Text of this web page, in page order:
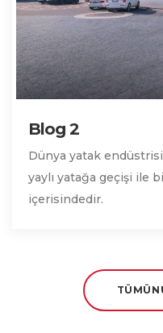
Blog 2
Dünya yatak
yaylı yatağa geçişi ile
içerisindedir.